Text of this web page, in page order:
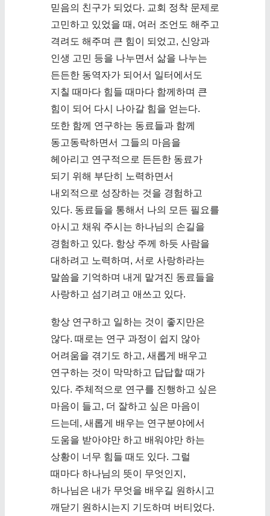
믿음의 친구가 되었다. 교회 정착 문제로
고민하고 있었을 때, 여러 조언도 해주고
격려도 해주며 큰 힘이 되었고, 신앙과
인생 고민 등을 나누면서 삶을 나누는
든든한 동역자가 되어서 일터에서도
지칠 때마다 힘들 때마다 함께하며 큰
힘이 되어 다시 나아갈 힘을 얻는다.
또한 함께 연구하는 동료들과 함께
동고동락하면서 그들의 마음을
헤아리고 연구적으로 든든한 동료가
되기 위해 부단히 노력하면서
내외적으로 성장하는 것을 경험하고
있다. 동료들을 통해서 나의 모든 필요를
아시고 채워 주시는 하나님의 손길을
경험하고 있다. 항상 주께 하듯 사람을
대하려고 노력하며, 서로 사랑하라는
말씀을 기억하며 내게 맡겨진 동료들을
사랑하고 섬기려고 애쓰고 있다.
항상 연구하고 일하는 것이 좋지만은
않다. 때로는 연구 과정이 쉽지 않아
어려움을 겪기도 하고, 새롭게 배우고
연구하는 것이 막막하고 답답할 때가
있다. 주체적으로 연구를 진행하고 싶은
마음이 들고, 더 잘하고 싶은 마음이
드는데, 새롭게 배우는 연구분야에서
도움을 받아야만 하고 배워야만 하는
상황이 너무 힘들 때도 있다. 그럴
때마다 하나님의 뜻이 무엇인지,
하나님은 내가 무엇을 배우길 원하시고
깨닫기 원하시는지 기도하며 버티었다.